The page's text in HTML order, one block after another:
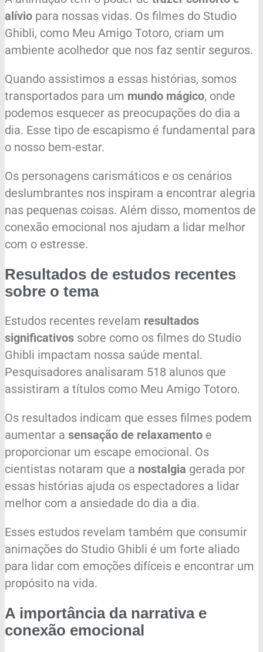
alívio para nossas vidas. Os filmes do Studio
Ghibli, como Meu Amigo Totoro, criam um
ambiente acolhedor que nos faz sentir seguros.
Quando assistimos a essas histórias, somos
transportados para um mundo mágico, onde
podemos esquecer as preocupações do dia a
dia. Esse tipo de escapismo é fundamental para
o nosso bem-estar.
Os personagens carismáticos e os cenários
deslumbrantes nos inspiram a encontrar alegria
nas pequenas coisas. Além disso, momentos de
conexão emocional nos ajudam a lidar melhor
com o estresse.
Resultados de estudos recentes
sobre o tema
Estudos recentes revelam resultados
significativos sobre como os filmes do Studio
Ghibli impactam nossa saúde mental.
Pesquisadores analisaram 518 alunos que
assistiram a títulos como Meu Amigo Totoro.
Os resultados indicam que esses filmes podem
aumentar a sensação de relaxamento e
proporcionar um escape emocional. Os
cientistas notaram que a nostalgia gerada por
essas histórias ajuda os espectadores a lidar
melhor com a ansiedade do dia a dia.
Esses estudos revelam também que consumir
animações do Studio Ghibli é um forte aliado
para lidar com emoções difíceis e encontrar um
propósito na vida.
A importância da narrativa e
conexão emocional